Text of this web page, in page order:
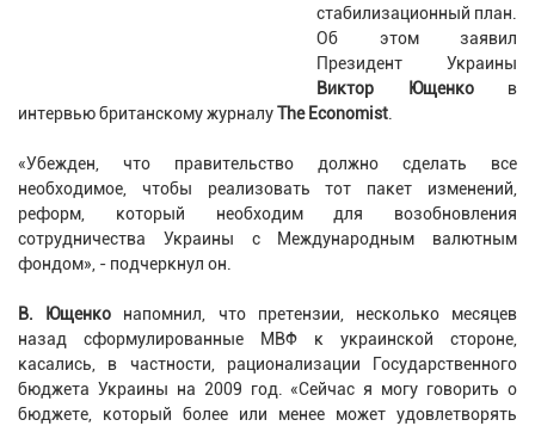
стабилизационный план.
Об этом заявил
Президент Украины
Виктор Ющенко в
интервью британскому журналуThe Economist.
«Убежден, что правительство должно сделать все
необходимое, чтобы реализовать тот пакет изменений,
реформ, который необходим для возобновления
сотрудничества Украины с Международным валютным
фондом», - подчеркнул он.
В. Ющенко напомнил, что претензии, несколько месяцев
назад сформулированные МВФ к украинской стороне,
касались, в частности, рационализации Государственного
бюджета Украины на 2009 год. «Сейчас я могу говорить о
бюджете, который более или менее может удовлетворять